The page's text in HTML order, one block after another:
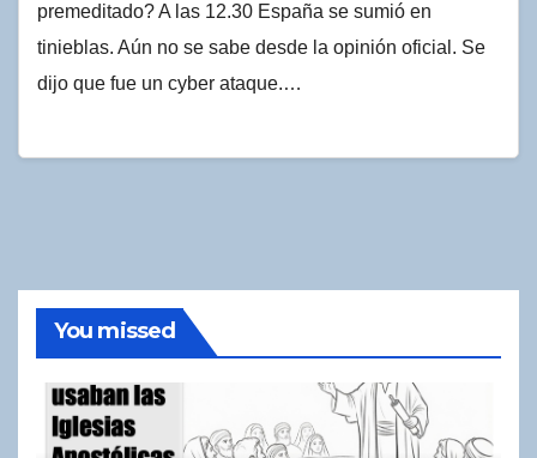
premeditado? A las 12.30 España se sumió en
tinieblas. Aún no se sabe desde la opinión oficial. Se
dijo que fue un cyber ataque.…
You missed